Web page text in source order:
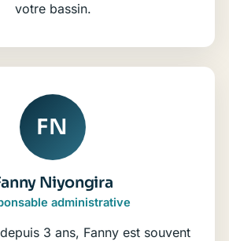
votre bassin.
FN
Niyongira
administrative
3 ans, Fanny est souvent